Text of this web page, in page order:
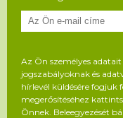
Az Ön személyes
jogszabályoknak és
hírlevél küldésére fogjuk
megerősítéséhez
Önnek. Beleegyezését